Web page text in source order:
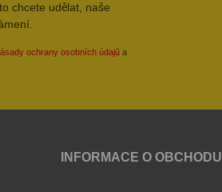
chcete udělat, naše
ochrany osobních údajů a
INFORMACE O OBCHODU